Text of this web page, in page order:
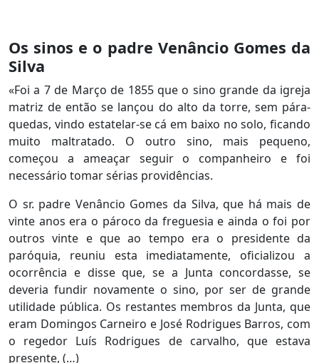
Os sinos e o padre Venâncio Gomes da
Silva
«Foi a 7 de Março de 1855 que o sino grande da igreja
matriz de então se lançou do alto da torre, sem pára-
quedas, vindo estatelar-se cá em baixo no solo, ficando
muito maltratado. O outro sino, mais pequeno,
começou a ameaçar seguir o companheiro e foi
necessário tomar sérias providências.
O sr. padre Venâncio Gomes da Silva, que há mais de
vinte anos era o pároco da freguesia e ainda o foi por
outros vinte e que ao tempo era o presidente da
paróquia, reuniu esta imediatamente, oficializou a
ocorrência e disse que, se a Junta concordasse, se
deveria fundir novamente o sino, por ser de grande
utilidade pública. Os restantes membros da Junta, que
eram Domingos Carneiro e José Rodrigues Barros, com
o regedor Luís Rodrigues de carvalho, que estava
presente, (…)